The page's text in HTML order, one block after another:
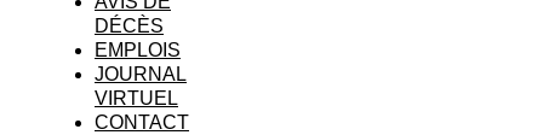
DÉCÈS
EMPLOIS
JOURNAL
VIRTUEL
CONTACT